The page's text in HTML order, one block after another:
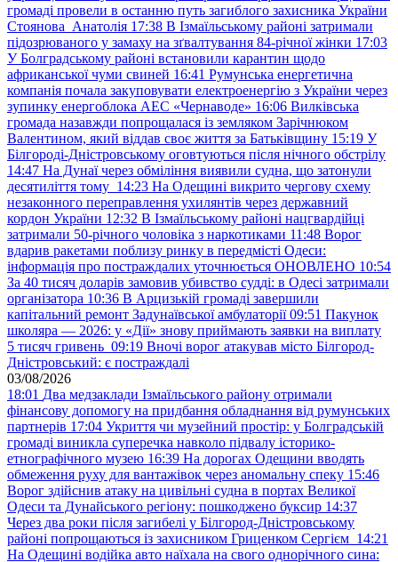
громаді провели в останню путь загиблого захисника України
Стоянова Анатолія 17:38 В Ізмаїльському районі затримали
підозрюваного у замаху на зґвалтування 84-річної жінки 17:03
У Болградському районі встановили карантин щодо
африканської чуми свиней 16:41 Румунська енергетична
компанія почала закуповувати електроенергію з України через
зупинку енергоблока АЕС «Чернаводе» 16:06 Вилківська
громада назавжди попрощалася із земляком Зарічнюком
Валентином, який віддав своє життя за Батьківщину 15:19 У
Білгороді-Дністровському оговтуються після нічного обстрілу
14:47 На Дунаї через обміління виявили судна, що затонули
десятиліття тому 14:23 На Одещині викрито чергову схему
незаконного переправлення ухилянтів через державний
кордон України 12:32 В Ізмаїльському районі нацгвардійці
затримали 50-річного чоловіка з наркотиками 11:48 Ворог
вдарив ракетами поблизу ринку в передмісті Одеси:
інформація про постраждалих уточнюється ОНОВЛЕНО 10:54
За 40 тисяч доларів замовив убивство судді: в Одесі затримали
організатора 10:36 В Арцизькій громаді завершили
капітальний ремонт Задунаївської амбулаторії 09:51 Пакунок
школяра — 2026: у «Дії» знову приймають заявки на виплату
5 тисяч гривень 09:19 Вночі ворог атакував місто Білгород-
Дністровський: є постраждалі
03/08/2026
18:01 Два медзаклади Ізмаїльського району отримали
фінансову допомогу на придбання обладнання від румунських
партнерів 17:04 Укриття чи музейний простір: у Болградській
громаді виникла суперечка навколо підвалу історико-
етнографічного музею 16:39 На дорогах Одещини вводять
обмеження руху для вантажівок через аномальну спеку 15:46
Ворог здійснив атаку на цивільні судна в портах Великої
Одеси та Дунайського регіону: пошкоджено буксир 14:37
Через два роки після загибелі у Білгород-Дністровському
районі попрощаються із захисником Гриценком Сергієм 14:21
На Одещині водійка авто наїхала на свого однорічного сина: